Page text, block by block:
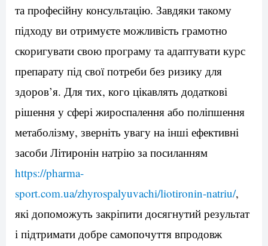
та професійну консультацію. Завдяки такому
підходу ви отримуєте можливість грамотно
скоригувати свою програму та адаптувати курс
препарату під свої потреби без ризику для
здоров’я. Для тих, кого цікавлять додаткові
рішення у сфері жироспалення або поліпшення
метаболізму, зверніть увагу на інші ефективні
засоби Літиронін натрію за посиланням
https://pharma-
sport.com.ua/zhyrospalyuvachi/liotironin-natriu/,
які допоможуть закріпити досягнутий результат
і підтримати добре самопочуття впродовж